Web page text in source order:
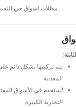
مظلات اسواق حي
:
يتم تركيبها بشكل دائم
المعدنية.
تُستخدم في الأسواق
التجارية الكبيرة.